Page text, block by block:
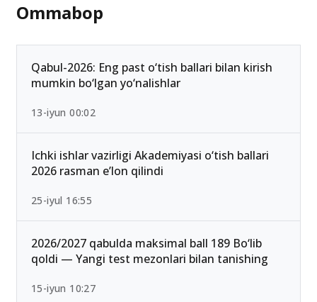
Ommabop
Qabul-2026: Eng past o‘tish ballari bilan kirish
mumkin bo‘lgan yo‘nalishlar
13-iyun 00:02
Ichki ishlar vazirligi Akademiyasi o‘tish ballari
2026 rasman e’lon qilindi
25-iyul 16:55
2026/2027 qabulda maksimal ball 189 Bo‘lib
qoldi — Yangi test mezonlari bilan tanishing
15-iyun 10:27